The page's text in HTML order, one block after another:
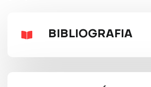
BIBLIOGRAFIA